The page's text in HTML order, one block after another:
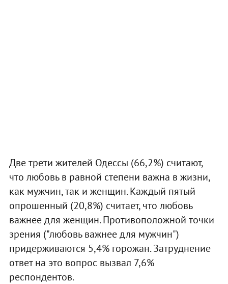
Две трети жителей Одессы (66,2%) считают,
что любовь в равной степени важна в жизни,
как мужчин, так и женщин. Каждый пятый
опрошенный (20,8%) считает, что любовь
важнее для женщин. Противоположной точки
зрения ("любовь важнее для мужчин")
придерживаются 5,4% горожан. Затруднение
ответ на это вопрос вызвал 7,6%
респондентов.